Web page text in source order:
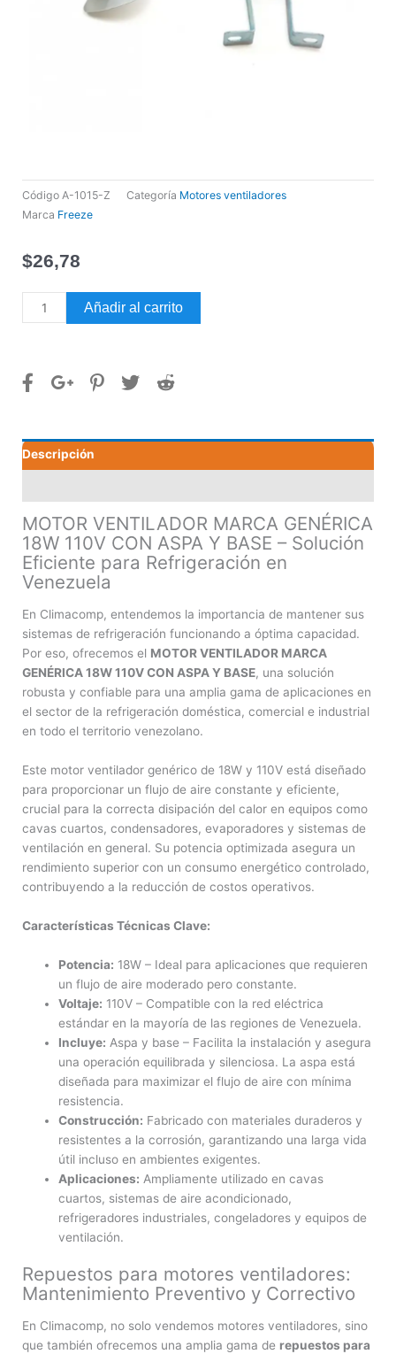
Código A-1015-Z Categoría Motores ventiladores
Marca Freeze
$26,78
MOTOR
VENTILADOR
18W
ASPA
Y
Añadir al carrito
Descripción
MOTOR VENTILADOR MARCA GENÉRICA
18W 110V CON ASPA Y BASE – Solución
Eficiente para Refrigeración en
Venezuela
En Climacomp, entendemos la importancia de mantener sus
sistemas de refrigeración funcionando a óptima capacidad.
Por eso, ofrecemos el MOTOR VENTILADOR MARCA
GENÉRICA 18W 110V CON ASPA Y BASE, una solución
robusta y confiable para una amplia gama de aplicaciones en
el sector de la refrigeración doméstica, comercial e industrial
en todo el territorio venezolano.
Este motor ventilador genérico de 18W y 110V está diseñado
para proporcionar un flujo de aire constante y eficiente,
crucial para la correcta disipación del calor en equipos como
cavas cuartos, condensadores, evaporadores y sistemas de
ventilación en general. Su potencia optimizada asegura un
rendimiento superior con un consumo energético controlado,
contribuyendo a la reducción de costos operativos.
Características Técnicas Clave:
Potencia: 18W – Ideal para aplicaciones que requieren
un flujo de aire moderado pero constante.
Voltaje: 110V – Compatible con la red eléctrica
estándar en la mayoría de las regiones de Venezuela.
Incluye: Aspa y base – Facilita la instalación y asegura
una operación equilibrada y silenciosa. La aspa está
diseñada para maximizar el flujo de aire con mínima
resistencia.
Construcción: Fabricado con materiales duraderos y
resistentes a la corrosión, garantizando una larga vida
útil incluso en ambientes exigentes.
Aplicaciones: Ampliamente utilizado en cavas
cuartos, sistemas de aire acondicionado,
refrigeradores industriales, congeladores y equipos de
ventilación.
Repuestos para motores ventiladores:
Mantenimiento Preventivo y Correctivo
En Climacomp, no solo vendemos motores ventiladores, sino
que también ofrecemos una amplia gama de repuestos para